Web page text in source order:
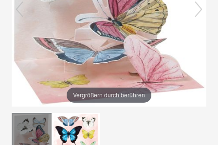
Vergrößern durch berühren